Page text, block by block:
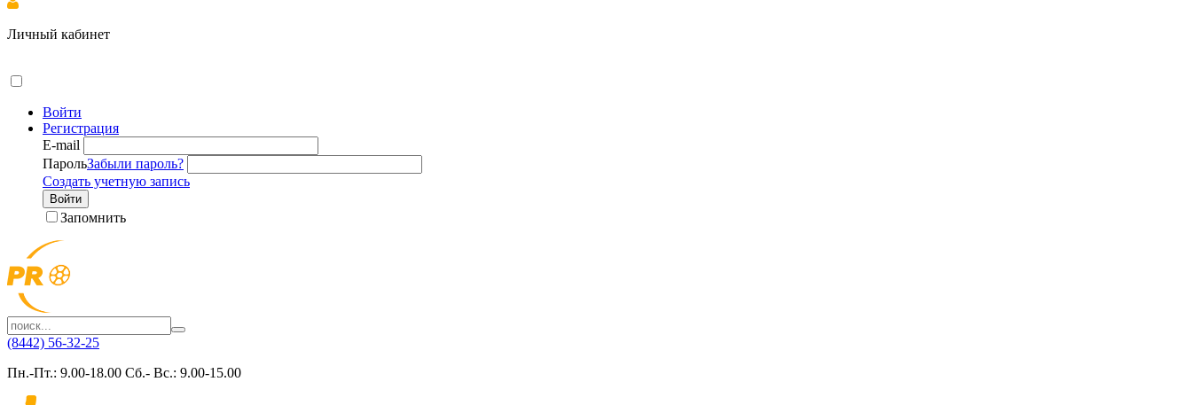
Личный кабинет
Войти
Регистрация
E-mail
ПарольЗабыли пароль?
Создать учетную запись
Войти
Запомнить
(8442) 56-32-25
Пн.-Пт.: 9.00-18.00 Сб.- Вс.: 9.00-15.00